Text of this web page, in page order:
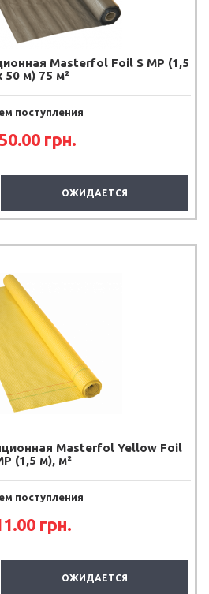
Masterfol Foil S MP (1,5
50 м) 75 м²
поступления
грн.
ОЖИДАЕТСЯ
Masterfol Yellow Foil
(1,5 м), м²
поступления
грн.
ОЖИДАЕТСЯ